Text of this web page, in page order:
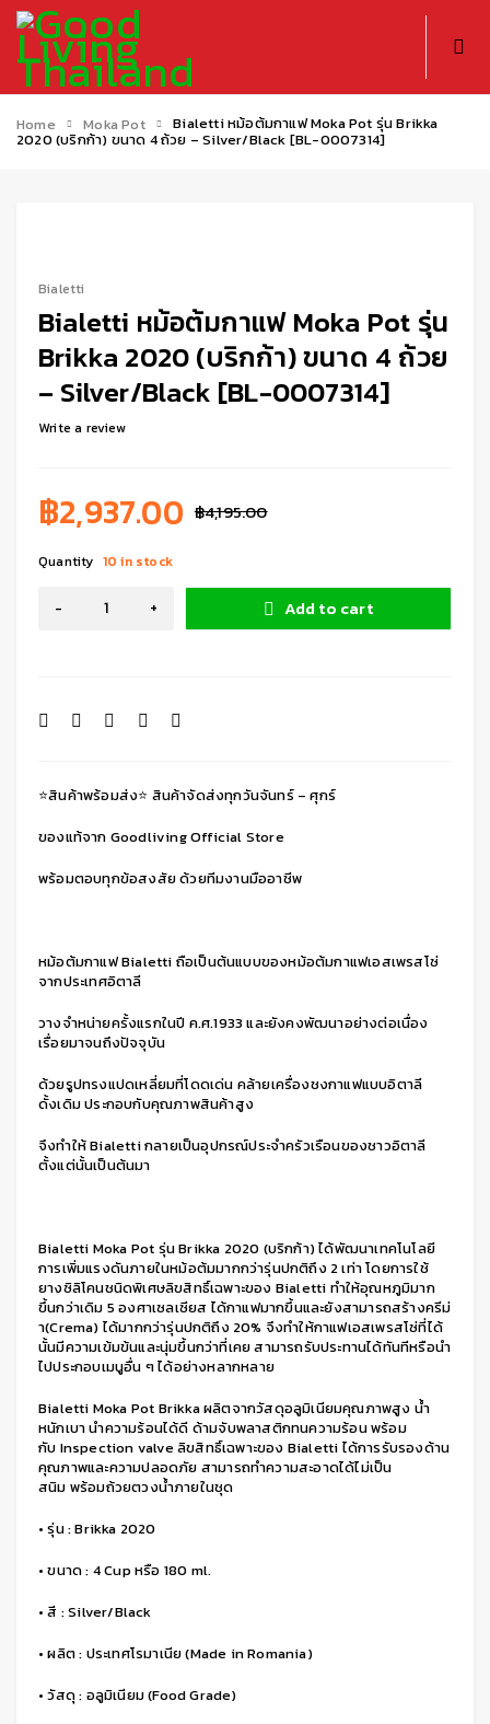
Home Moka Pot Bialetti หม้อต้มกาแฟ Moka Pot รุ่น Brikka
2020 (บริกก้า) ขนาด 4 ถ้วย – Silver/Black [BL-0007314]
Bialetti
Bialetti หม้อต้มกาแฟ Moka Pot รุ่น
Brikka 2020 (บริกก้า) ขนาด 4 ถ้วย
– Silver/Black [BL-0007314]
Write a review
⭐สินค้าพร้อมส่ง⭐ สินค้าจัดส่งทุกวันจันทร์ – ศุกร์
ของแท้จาก Goodliving Official Store
พร้อมตอบทุกข้อสงสัย ด้วยทีมงานมืออาชีพ
หม้อต้มกาแฟ Bialetti ถือเป็นต้นแบบของหม้อต้มกาแฟเอสเพรสโซ่
จากประเทศอิตาลี
วางจำหน่ายครั้งแรกในปี ค.ศ.1933 และยังคงพัฒนาอย่างต่อเนื่อง
เรื่อยมาจนถึงปัจจุบัน
ด้วยรูปทรงแปดเหลี่ยมที่โดดเด่น คล้ายเครื่องชงกาแฟแบบอิตาลี
ดั้งเดิม ประกอบกับคุณภาพสินค้าสูง
จึงทำให้ Bialetti กลายเป็นอุปกรณ์ประจำครัวเรือนของชาวอิตาลี
ตั้งแต่นั้นเป็นต้นมา
Bialetti Moka Pot รุ่น Brikka 2020 (บริกก้า) ได้พัฒนาเทคโนโลยี
การเพิ่มแรงดันภายในหม้อต้มมากกว่ารุ่นปกติถึง 2 เท่า โดยการใช้
ยางซิลิโคนชนิดพิเศษลิขสิทธิ์เฉพาะของ Bialetti ทำให้อุณหภูมิมาก
ขึ้นกว่าเดิม 5 องศาเซลเซียส ได้กาแฟมากขึ้นและยังสามารถสร้างครีม่
า(Crema) ได้มากกว่ารุ่นปกติถึง 20% จึงทำให้กาแฟเอสเพรสโซ่ที่ได้
นั้นมีความเข้มข้นและนุ่มขึ้นกว่าที่เคย สามารถรับประทานได้ทันทีหรือนำ
ไปประกอบเมนูอื่น ๆ ได้อย่างหลากหลาย
Bialetti Moka Pot Brikka ผลิตจากวัสดุอลูมิเนียมคุณภาพสูง น้ำ
หนักเบา นำความร้อนได้ดี ด้ามจับพลาสติกทนความร้อน พร้อม
กับ Inspection valve ลิขสิทธิ์เฉพาะของ Bialetti ได้การรับรองด้าน
คุณภาพและความปลอดภัย สามารถทำความสะอาดได้ไม่เป็น
สนิม พร้อมถ้วยตวงน้ำภายในชุด
• รุ่น : Brikka 2020
• ขนาด : 4 Cup หรือ 180 ml.
• สี : Silver/Black
• ผลิต : ประเทศโรมาเนีย (Made in Romania)
• วัสดุ : อลูมิเนียม (Food Grade)
฿4,195.00
฿2,937.00
Quantity 10 in stock
Add to cart